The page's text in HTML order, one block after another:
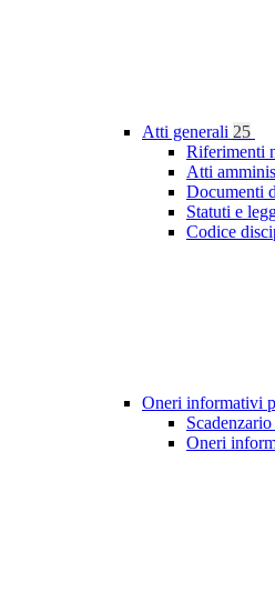
Atti generali 25
Riferimenti
Atti
Documenti
Statuti e
Codice
Oneri informativi
Oneri